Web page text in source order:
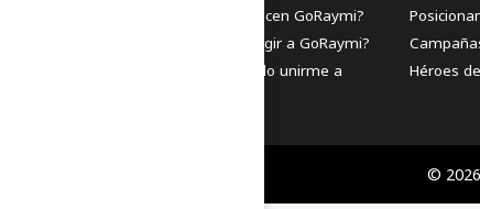
¿Quiénes hacen GoRaymi?
¿Por qué elegir a GoRaymi?
¿Cómo puedo unirme a
Héroes
©